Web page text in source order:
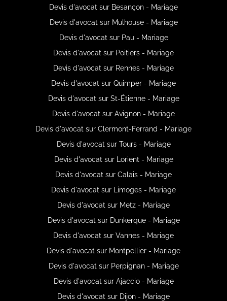
Devis d'avocat sur Besançon - Mariage
Devis d'avocat sur Mulhouse - Mariage
Devis d'avocat sur Pau - Mariage
Devis d'avocat sur Poitiers - Mariage
Devis d'avocat sur Rennes - Mariage
Devis d'avocat sur Quimper - Mariage
Devis d'avocat sur St-Étienne - Mariage
Devis d'avocat sur Avignon - Mariage
Devis d'avocat sur Clermont-Ferrand - Mariage
Devis d'avocat sur Tours - Mariage
Devis d'avocat sur Lorient - Mariage
Devis d'avocat sur Calais - Mariage
Devis d'avocat sur Limoges - Mariage
Devis d'avocat sur Metz - Mariage
Devis d'avocat sur Dunkerque - Mariage
Devis d'avocat sur Vannes - Mariage
Devis d'avocat sur Montpellier - Mariage
Devis d'avocat sur Perpignan - Mariage
Devis d'avocat sur Ajaccio - Mariage
Devis d'avocat sur Dijon - Mariage